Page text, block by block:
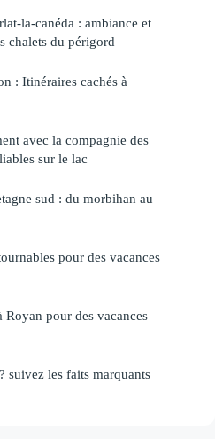
la-canéda : ambiance et
chalets du périgord
: Itinéraires cachés à
avec la compagnie des
sur le lac
sud : du morbihan au
pour des vacances
pour des vacances
suivez les faits marquants